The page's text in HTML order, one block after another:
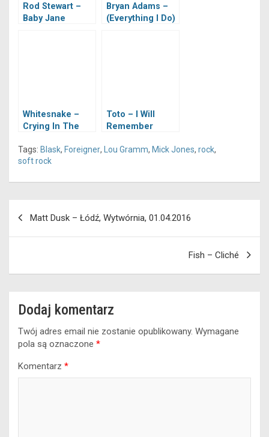
Rod Stewart –
Baby Jane
Bryan Adams –
(Everything I Do)
Whitesnake –
Crying In The
Toto – I Will
Remember
Tags: Blask, Foreigner, Lou Gramm, Mick Jones, rock,
soft rock
Matt Dusk – Łódź, Wytwórnia, 01.04.2016
Fish – Cliché
Dodaj komentarz
Twój adres email nie zostanie opublikowany. Wymagane
pola są oznaczone *
Komentarz *